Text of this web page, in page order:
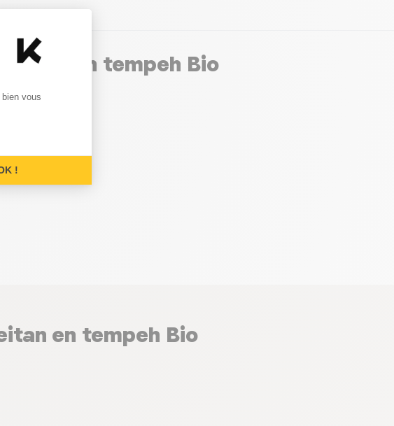
en tempeh Bio
en tempeh Bio
Personalize Your Options
vous
!